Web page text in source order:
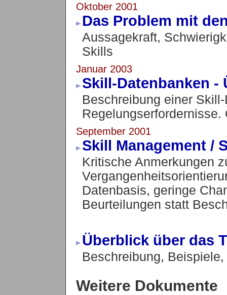
Oktober 2001
Das Problem mit
Aussagekraft,
Skills
Januar 2003
Skill-Datenbanken -
Beschreibung einer
September 2001
Skill Management /
Kritische Anmerkungen
Datenbasis, geringe
Beurteilungen statt
Überblick über das
Beschreibung,
Weitere Dokumente